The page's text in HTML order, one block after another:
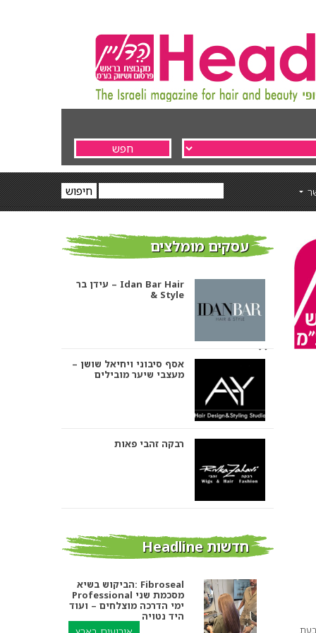
עסקים מומלצים
עידן בר – Idan Bar Hair
& Style
אסף סיבוני ויחיאל שושן –
מעצבי שיער מובילים
רבקה זהבי פאות
אורטל אדרי עיצוב שיער
חדשות Headline
הביקוש בשיא: Fibroseal
Professional מסכמת שני
ימי הדרכה מוצלחים – ועוד
היד נטויה